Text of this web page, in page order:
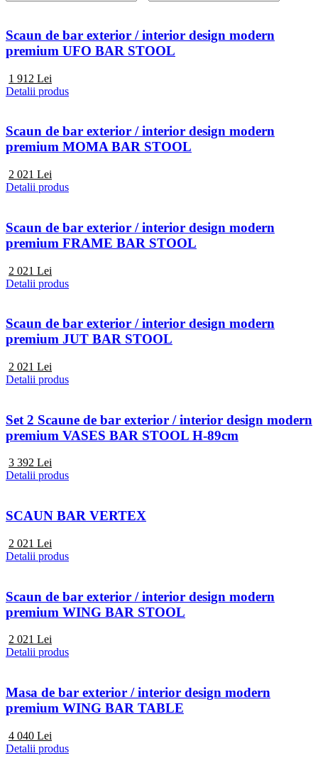
Scaun de bar exterior / interior design modern
premium UFO BAR STOOL
1 912 Lei
Detalii produs
Scaun de bar exterior / interior design modern
premium MOMA BAR STOOL
2 021 Lei
Detalii produs
Scaun de bar exterior / interior design modern
premium FRAME BAR STOOL
2 021 Lei
Detalii produs
Scaun de bar exterior / interior design modern
premium JUT BAR STOOL
2 021 Lei
Detalii produs
Set 2 Scaune de bar exterior / interior design modern
premium VASES BAR STOOL H-89cm
3 392 Lei
Detalii produs
SCAUN BAR VERTEX
2 021 Lei
Detalii produs
Scaun de bar exterior / interior design modern
premium WING BAR STOOL
2 021 Lei
Detalii produs
Masa de bar exterior / interior design modern
premium WING BAR TABLE
4 040 Lei
Detalii produs